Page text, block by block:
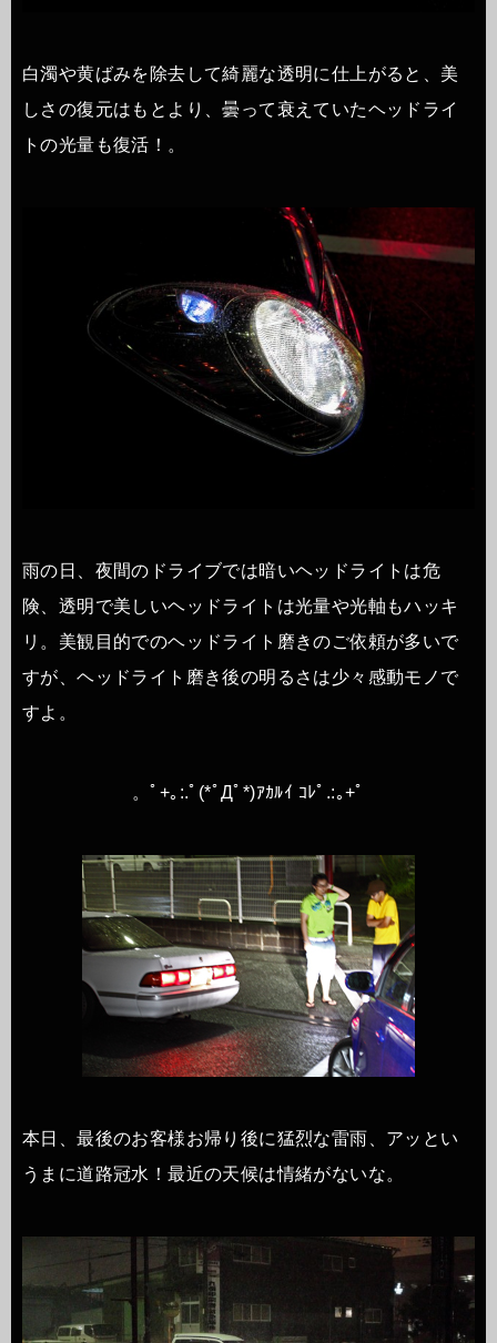
白濁や黄ばみを除去して綺麗な透明に仕上がると、美
しさの復元はもとより、曇って衰えていたヘッドライ
トの光量も復活！。
雨の日、夜間のドライブでは暗いヘッドライトは危
険、透明で美しいヘッドライトは光量や光軸もハッキ
リ。美観目的でのヘッドライト磨きのご依頼が多いで
すが、ヘッドライト磨き後の明るさは少々感動モノで
すよ。
。ﾟ+｡:.ﾟ(*ﾟДﾟ*)ｱｶﾙｲ ｺﾚﾟ.:｡+ﾟ
本日、最後のお客様お帰り後に猛烈な雷雨、アッとい
うまに道路冠水！最近の天候は情緒がないな。